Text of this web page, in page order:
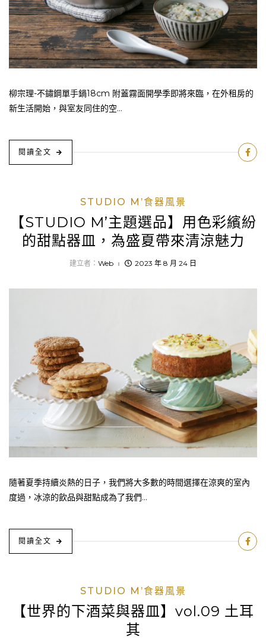
柳宗理-不鏽鋼單手鍋18cm 附蓋霧面開學季即將來臨，在外租房的
新生活開始，與室友同住的空...
閱讀全文
STUDIO M’食器風景
【STUDIO M’主題選品】用色彩繽紛
的甜點器皿，為盛夏帶來清涼魅力
建立者： Web 2023 年 8 月 24 日
隨著夏季持續炎熱的日子，我們將大多數的時間選擇在涼爽的室內
度過，冰涼的飲品與甜點成為了我們...
閱讀全文
STUDIO M’食器風景
【世界的下酒菜與器皿】vol.09 土耳
其